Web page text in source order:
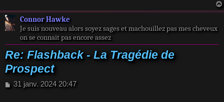
Connor Hawke
Je suis nouveau alors soyez sages et machouillez pas mes cheveux
on se connait pas encore assez
Re: Flashback - La Tragédie de
Prospect
M
31 janv. 2024 20:47